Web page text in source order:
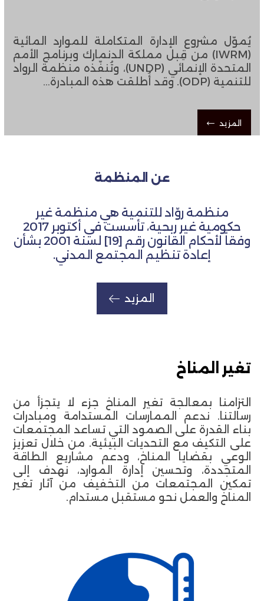
يُموّل مشروع الإدارة المتكاملة للموارد المائية
(IWRM) من قِبل مملكة الدنمارك وبرنامج الأمم
المتحدة الإنمائي (UNDP)، ​​وتُنفّذه منظمة الرواد
للتنمية (ODP). وقد أُطلقت هذه المبادرة…
المزيد
عن المنظمة
منظمة روّاد للتنمية هي منظمة غير
حكومية غير ربحية، تأسست في أكتوبر 2017
وفقاً لأحكام القانون رقم [19] لسنة 2001 بشأن
إعادة تنظيم المجتمع المدني.
المزيد
تغير المناخ
التزامنا بمعالجة تغير المناخ جزء لا يتجزأ من
رسالتنا. ندعم الممارسات المستدامة ومبادرات
بناء القدرة على الصمود التي تساعد المجتمعات
على التكيف مع التحديات البيئية. من خلال تعزيز
الوعي بقضايا المناخ، ودعم مشاريع الطاقة
المتجددة، وتحسين إدارة الموارد، نهدف إلى
تمكين المجتمعات من التخفيف من آثار تغير
المناخ والعمل نحو مستقبل مستدام.